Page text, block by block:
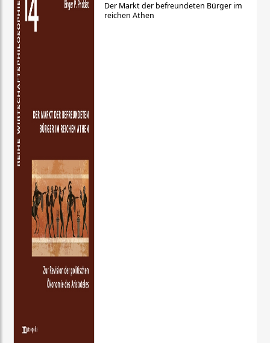
Der Markt der befreundeten Bürger im
reichen Athen